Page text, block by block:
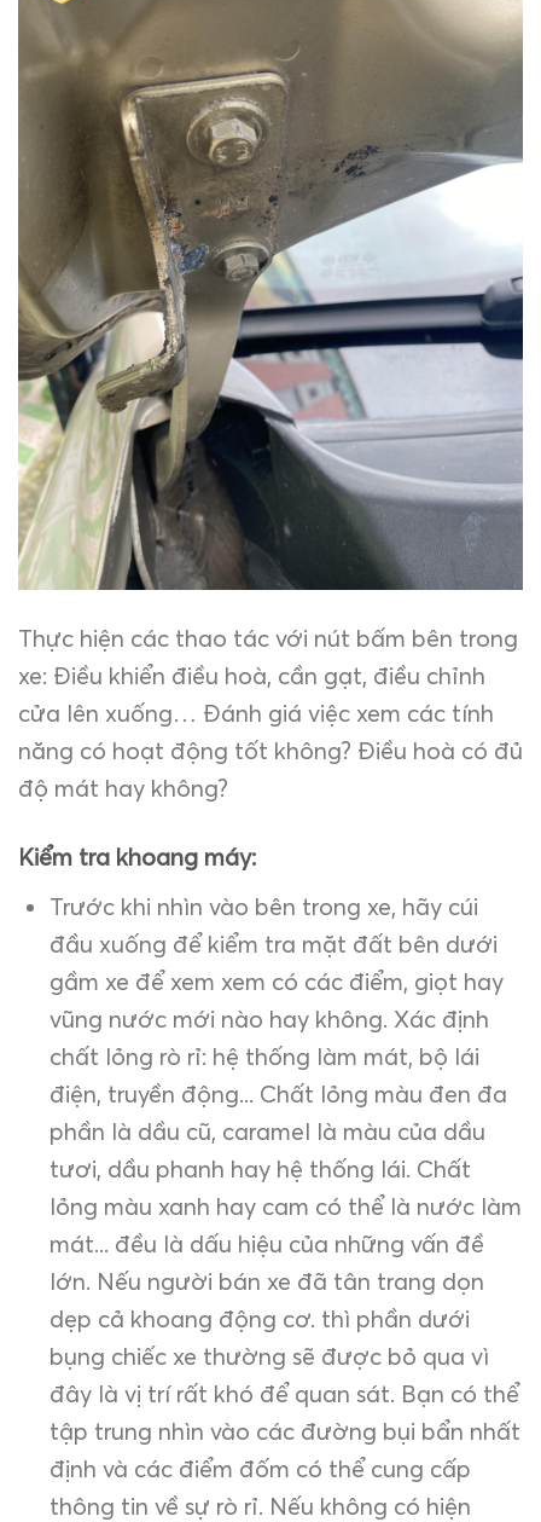
Thực hiện các thao tác với nút bấm bên trong
xe: Điều khiển điều hoà, cần gạt, điều chỉnh
cửa lên xuống… Đánh giá việc xem các tính
năng có hoạt động tốt không? Điều hoà có đủ
độ mát hay không?
Kiểm tra khoang máy:
Trước khi nhìn vào bên trong xe, hãy cúi
đầu xuống để kiểm tra mặt đất bên dưới
gầm xe để xem xem có các điểm, giọt hay
vũng nước mới nào hay không. Xác định
chất lỏng rò rỉ: hệ thống làm mát, bộ lái
điện, truyền động... Chất lỏng màu đen đa
phần là dầu cũ, caramel là màu của dầu
tươi, dầu phanh hay hệ thống lái. Chất
lỏng màu xanh hay cam có thể là nước làm
mát... đều là dấu hiệu của những vấn đề
lớn. Nếu người bán xe đã tân trang dọn
dẹp cả khoang động cơ. thì phần dưới
bụng chiếc xe thường sẽ được bỏ qua vì
đây là vị trí rất khó để quan sát. Bạn có thể
tập trung nhìn vào các đường bụi bẩn nhất
định và các điểm đốm có thể cung cấp
thông tin về sự rò rỉ. Nếu không có hiện